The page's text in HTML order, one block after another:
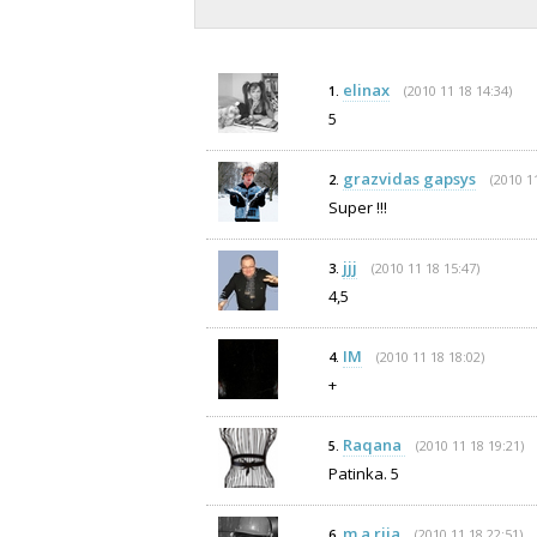
1. elinax (2010 11 18 14:34)
5
2. grazvidas gapsys (2010
Super !!!
3. jjj (2010 11 18 15:47)
4,5
4. IM (2010 11 18 18:02)
+
5. Raqana (2010 11 18 19:21)
Patinka. 5